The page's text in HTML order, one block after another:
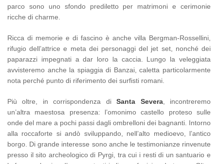
parco sono uno sfondo prediletto per matrimoni e cerimonie
ricche di charme.
Ricca di memorie e di fascino è anche villa Bergman-Rossellini,
rifugio dell’attrice e meta dei personaggi del jet set, nonché dei
paparazzi impegnati a dar loro la caccia. Lungo la veleggiata
avvisteremo anche la spiaggia di Banzai, caletta particolarmente
nota perché punto di riferimento dei surfisti romani.
Più oltre, in corrispondenza diSanta Severa, incontreremo
un’altra maestosa presenza: l’omonimo castello proteso sulle
onde del mare a pochi passi dagli ombrelloni dei bagnanti. Intorno
alla roccaforte si andò sviluppando, nell’alto medioevo, l’antico
borgo. Di grande interesse sono anche le testimonianze rinvenute
presso il sito archeologico di Pyrgi, tra cui i resti di un santuario e